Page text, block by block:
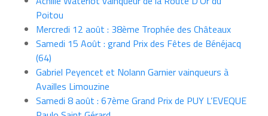
Poitou
Mercredi 12 août : 38ème Trophée des Châteaux
Samedi 15 Août : grand Prix des Fêtes de Bénéjacq
(64)
Gabriel Peyencet et Nolann Garnier vainqueurs à
Availles Limouzine
Samedi 8 août : 67ème Grand Prix de PUY L’EVEQUE